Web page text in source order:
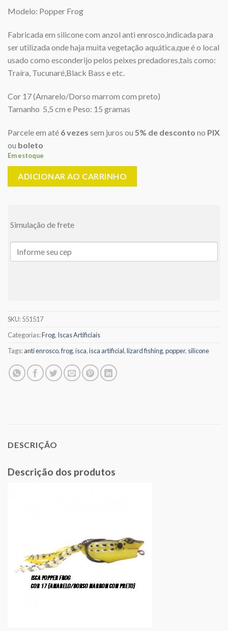
Modelo: Popper Frog
Fabricada em silicone com anzol anti enrosco,indicada para
ser utilizada onde haja muita vegetação aquática,que é o local
usado como esconderijo pelos peixes predadores,tais como:
Traíra, Tucunaré,Black Bass e etc.
Cor 17 (Amarelo/Dorso marrom com preto)
Tamanho 5,5 cm e Peso: 15 gramas
Parcele em até 6 vezes sem juros ou 5% de desconto no PIX
ou boleto
Em estoque
ADICIONAR AO CARRINHO
Simulação de frete
SKU:551517
Categorias:Frog, Iscas Artificiais
Tags:anti enrosco,frog,isca,isca artificial,lizard fishing,popper, silicone
DESCRIÇÃO
Descrição dos produtos